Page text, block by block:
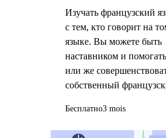
Изучать французский
с тем, кто говорит на
языке. Вы можете быть
наставником и
или же
собственный
Бесплатно3 mois